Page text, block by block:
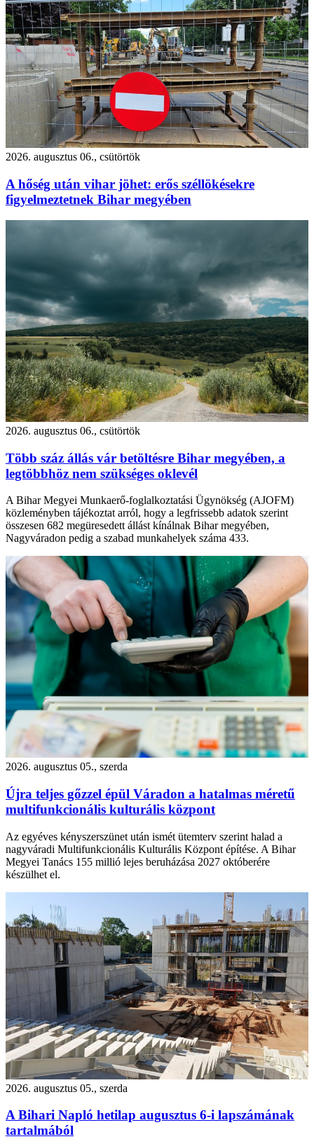
2026. augusztus 06., csütörtök
A hőség után vihar jöhet: erős széllökésekre
figyelmeztetnek Bihar megyében
2026. augusztus 06., csütörtök
Több száz állás vár betöltésre Bihar megyében, a
legtöbbhöz nem szükséges oklevél
A Bihar Megyei Munkaerő-foglalkoztatási Ügynökség (AJOFM)
közleményben tájékoztat arról, hogy a legfrissebb adatok szerint
összesen 682 megüresedett állást kínálnak Bihar megyében,
Nagyváradon pedig a szabad munkahelyek száma 433.
2026. augusztus 05., szerda
Újra teljes gőzzel épül Váradon a hatalmas méretű
multifunkcionális kulturális központ
Az egyéves kényszerszünet után ismét ütemterv szerint halad a
nagyváradi Multifunkcionális Kulturális Központ építése. A Bihar
Megyei Tanács 155 millió lejes beruházása 2027 októberére
készülhet el.
2026. augusztus 05., szerda
A Bihari Napló hetilap augusztus 6-i lapszámának
tartalmából